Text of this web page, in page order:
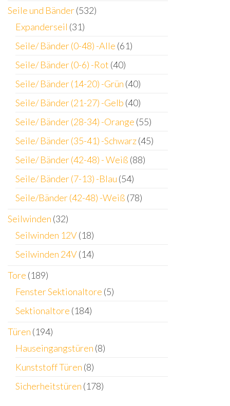
Seile und Bänder(532)
Expanderseil (31)
Seile/ Bänder (0-48) -Alle (61)
Seile/ Bänder (0-6) -Rot (40)
Seile/ Bänder (14-20) -Grün (40)
Seile/ Bänder (21-27) -Gelb (40)
Seile/ Bänder (28-34) -Orange (55)
Seile/ Bänder (35-41) -Schwarz(45)
Seile/ Bänder (42-48) - Weiß (88)
Seile/ Bänder (7-13) -Blau (54)
Seile/Bänder (42-48) -Weiß (78)
Seilwinden (32)
Seilwinden 12V(18)
Seilwinden 24V(14)
Tore (189)
Fenster Sektionaltore (5)
Sektionaltore (184)
Türen (194)
Hauseingangstüren (8)
Kunststoff Türen (8)
Sicherheitstüren (178)